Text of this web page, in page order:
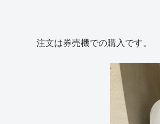
注文は券売機での購入です。